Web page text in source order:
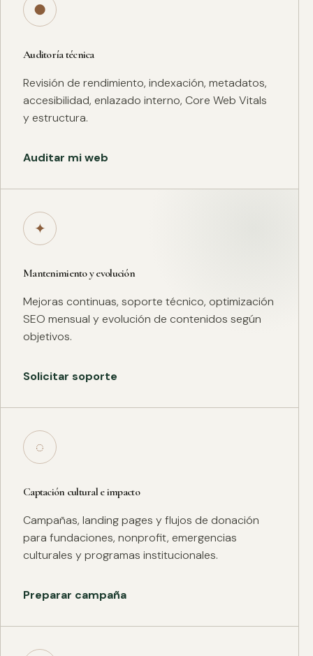
●
Auditoría técnica
Revisión de rendimiento, indexación, metadatos,
accesibilidad, enlazado interno, Core Web Vitals
y estructura.
Auditar mi web
✦
Mantenimiento y evolución
Mejoras continuas, soporte técnico, optimización
SEO mensual y evolución de contenidos según
objetivos.
Solicitar soporte
◌
Captación cultural e impacto
Campañas, landing pages y flujos de donación
para fundaciones, nonprofit, emergencias
culturales y programas institucionales.
Preparar campaña